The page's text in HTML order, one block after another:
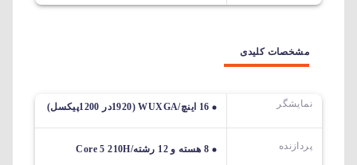
مشخصات کلیدی
نمایشگر 16 اینچ/WUXGA (1920در 1200پیکسل)
پردازنده 8 هسته و 12 رشته/Core 5 210H